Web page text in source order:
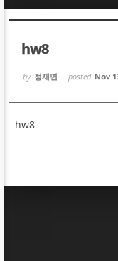
hw8
by 정재면 posted Nov
hw8